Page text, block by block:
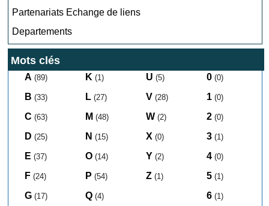
Partenariats Echange de liens
Departements
Mots clés
A (89)
B (33)
C (63)
D (25)
E (37)
F (24)
G (17)
K (1)
L (27)
M (48)
N (15)
O (14)
P (54)
Q (4)
U (5)
V (28)
W (2)
X (0)
Y (2)
Z (1)
0 (0)
1 (0)
2 (0)
3 (1)
4 (0)
5 (1)
6 (1)